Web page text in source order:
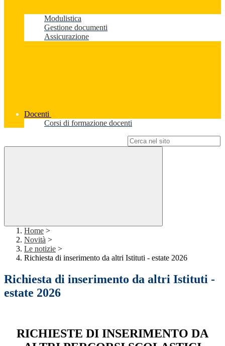
Modulistica
Gestione documenti
Assicurazione
Docenti
Corsi di formazione docenti
Home >
Novità >
Le notizie >
Richiesta di inserimento da altri Istituti - estate 2026
Richiesta di inserimento da altri Istituti -
estate 2026
RICHIESTE DI INSERIMENTO DA